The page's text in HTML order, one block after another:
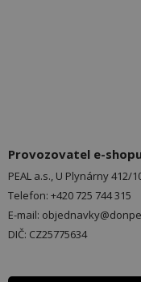
Provozovatel e-shopu
PEAL a.s., U Plynárny 412/
Telefon: +420 725 744 315
E-mail:
DIČ: CZ25775634